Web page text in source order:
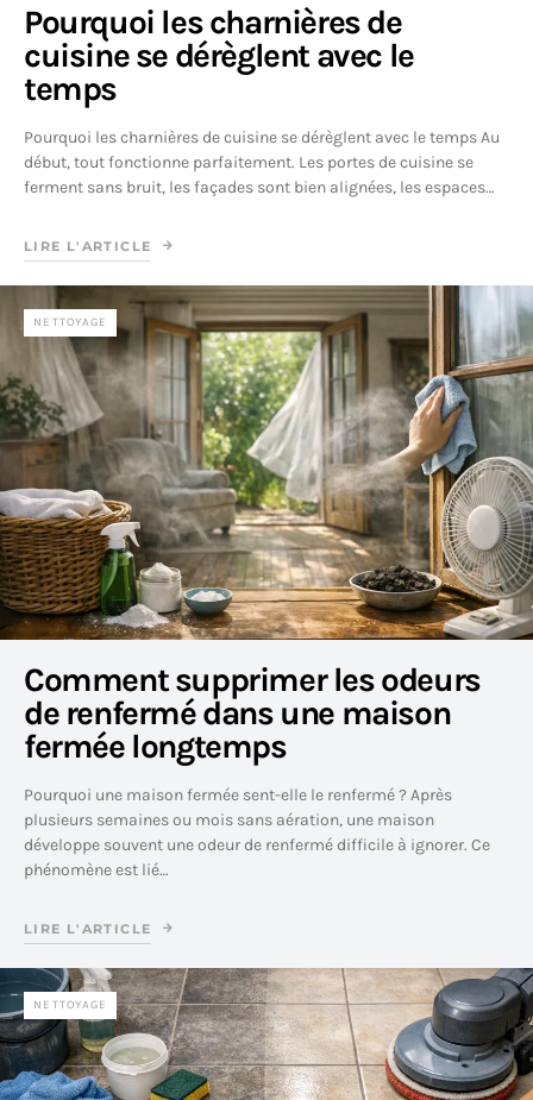
Pourquoi les charnières de
cuisine se dérèglent avec le
temps
Pourquoi les charnières de cuisine se dérèglent avec le temps Au
début, tout fonctionne parfaitement. Les portes de cuisine se
ferment sans bruit, les façades sont bien alignées, les espaces…
LIRE L'ARTICLE
NETTOYAGE
Comment supprimer les odeurs
de renfermé dans une maison
fermée longtemps
Pourquoi une maison fermée sent-elle le renfermé ? Après
plusieurs semaines ou mois sans aération, une maison
développe souvent une odeur de renfermé difficile à ignorer. Ce
phénomène est lié…
LIRE L'ARTICLE
NETTOYAGE